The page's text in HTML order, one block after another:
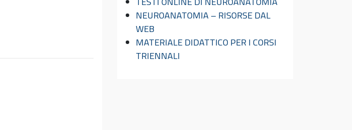
NEUROANATOMIA – RISORSE DAL
WEB
MATERIALE DIDATTICO PER I CORSI
TRIENNALI